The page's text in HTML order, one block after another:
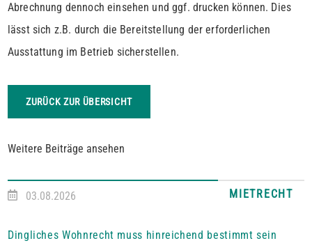
Abrechnung dennoch einsehen und ggf. drucken können. Dies
lässt sich z.B. durch die Bereitstellung der erforderlichen
Ausstattung im Betrieb sicherstellen.
ZURÜCK ZUR ÜBERSICHT
Weitere Beiträge ansehen
03.08.2026 MIETRECHT
Dingliches Wohnrecht muss hinreichend bestimmt sein